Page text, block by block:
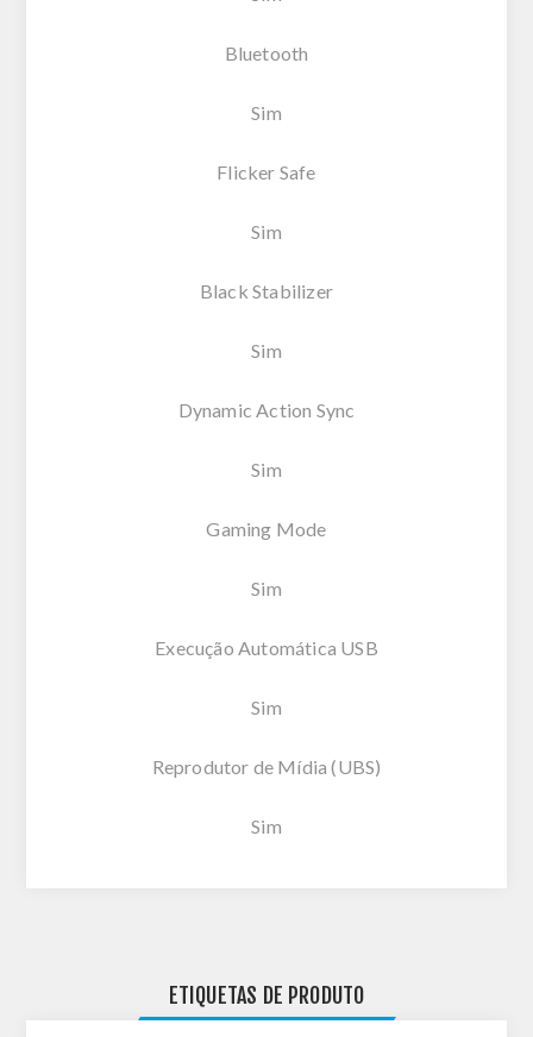
Bluetooth
Sim
Flicker Safe
Sim
Black Stabilizer
Sim
Dynamic Action Sync
Sim
Gaming Mode
Sim
Execução Automática USB
Sim
Reprodutor de Mídia (UBS)
Sim
ETIQUETAS DE PRODUTO